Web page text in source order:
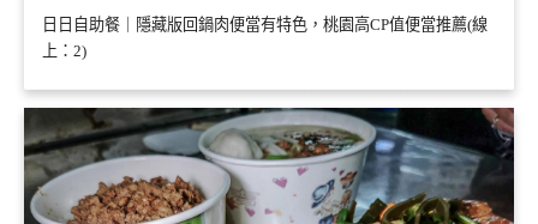
日日自助餐｜隱藏版回鍋肉便當有特色，桃園高CP值便當推薦(線
上：2)